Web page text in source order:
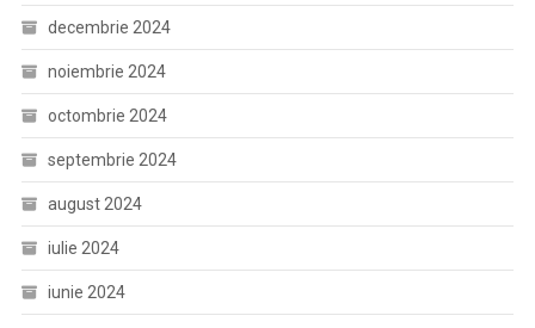
decembrie 2024
noiembrie 2024
octombrie 2024
septembrie 2024
august 2024
iulie 2024
iunie 2024